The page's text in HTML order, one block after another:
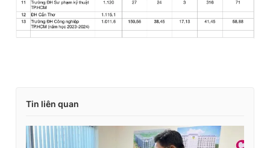
Tin liên quan